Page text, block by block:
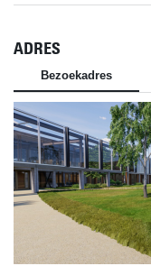
ADRES
Bezoekadres